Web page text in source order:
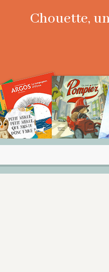
Chouette,